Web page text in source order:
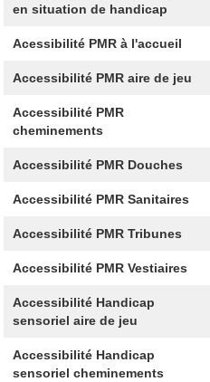
en situation de handicap
Acessibilité PMR à l'accueil
Accessibilité PMR aire de jeu
Accessibilité PMR
cheminements
Accessibilité PMR Douches
Accessibilité PMR Sanitaires
Accessibilité PMR Tribunes
Accessibilité PMR Vestiaires
Accessibilité Handicap
sensoriel aire de jeu
Accessibilité Handicap
sensoriel cheminements